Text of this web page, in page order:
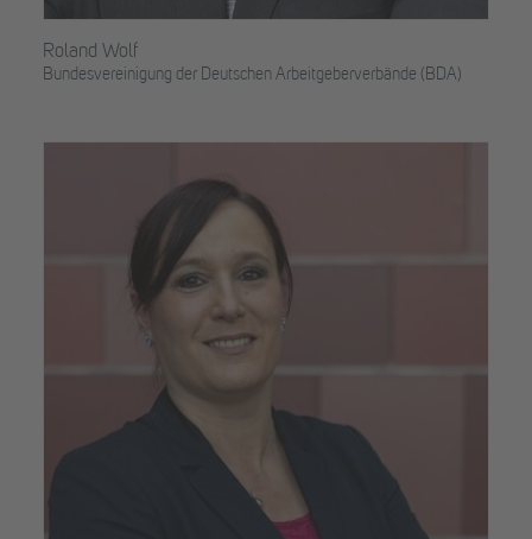
Roland Wolf
Bundesvereinigung der Deutschen Arbeitgeberverbände (BDA)